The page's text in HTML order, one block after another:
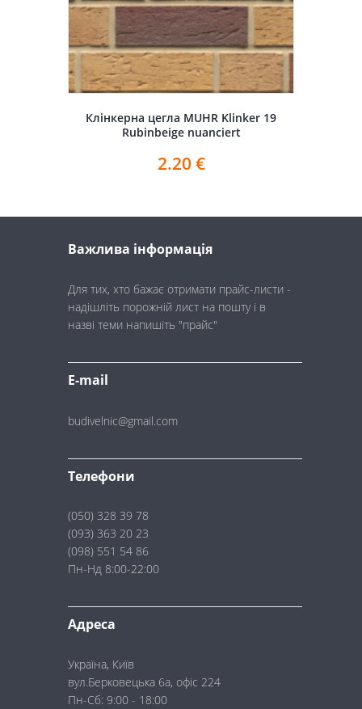
Клінкерна цегла MUHR Klinker 19
Rubinbeige nuanciert
2.20 €
Важлива інформація
Для тих, хто бажає отримати прайс-листи -
надішліть порожній лист на пошту і в
назві теми напишіть "прайс"
E-mail
budivelnic@gmail.com
Телефони
(050) 328 39 78
(093) 363 20 23
(098) 551 54 86
Пн-Нд 8:00-22:00
Адреса
Україна, Київ
вул.Берковецька 6а, офіс 224
Пн-Сб: 9:00 - 18:00